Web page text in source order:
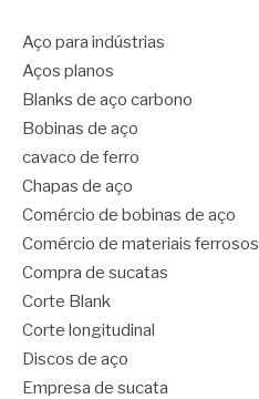
Aço para indústrias
Aços planos
Blanks de aço carbono
Bobinas de aço
cavaco de ferro
Chapas de aço
Comércio de bobinas de aço
Comércio de materiais ferrosos
Compra de sucatas
Corte Blank
Corte longitudinal
Discos de aço
Empresa de sucata